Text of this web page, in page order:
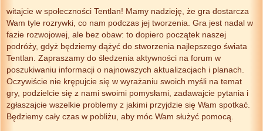
witajcie w społeczności Tentlan! Mamy nadzieję, że gra dostarcza
Wam tyle rozrywki, co nam podczas jej tworzenia. Gra jest nadal w
fazie rozwojowej, ale bez obaw: to dopiero początek naszej
podróży, gdyż będziemy dążyć do stworzenia najlepszego świata
Tentlan. Zapraszamy do śledzenia aktywności na forum w
poszukiwaniu informacji o najnowszych aktualizacjach i planach.
Oczywiście nie krępujcie się w wyrażaniu swoich myśli na temat
gry, podzielcie się z nami swoimi pomysłami, zadawajcie pytania i
zgłaszajcie wszelkie problemy z jakimi przyjdzie się Wam spotkać.
Będziemy cały czas w pobliżu, aby móc Wam służyć pomocą.